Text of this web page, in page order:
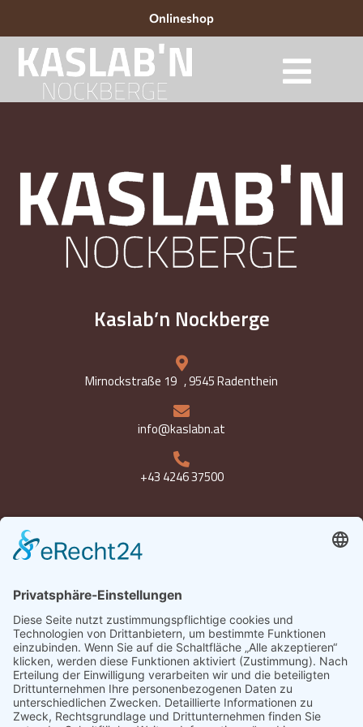
Onlineshop
Kaslab’n Nockberge
Mirnockstraße 19 , 9545 Radenthein
info@kaslabn.at
+43 4246 37500
Öffnungszeiten
Montag bis Freitag 8-18 Uhr
Samstag 8-12:30 Uhr
Datenschutz